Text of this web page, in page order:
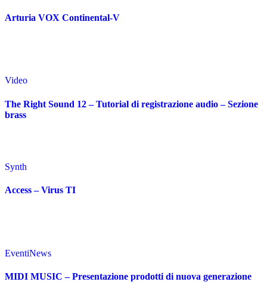
Arturia VOX Continental-V
Video
The Right Sound 12 – Tutorial di registrazione audio – Sezione
brass
Synth
Access – Virus TI
EventiNews
MIDI MUSIC – Presentazione prodotti di nuova generazione